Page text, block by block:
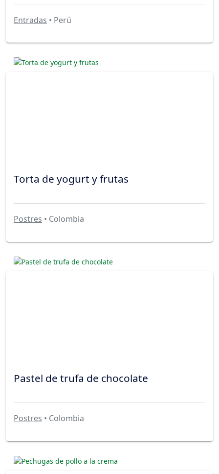
Entradas • Perú
Torta de yogurt y frutas
Postres • Colombia
Pastel de trufa de chocolate
Postres • Colombia